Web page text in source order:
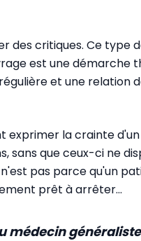
des critiques. Ce type
est une démarche
et une relation
exprimer la crainte
sans que ceux-ci ne
pas parce qu'un
prêt à arrêter...
médecin